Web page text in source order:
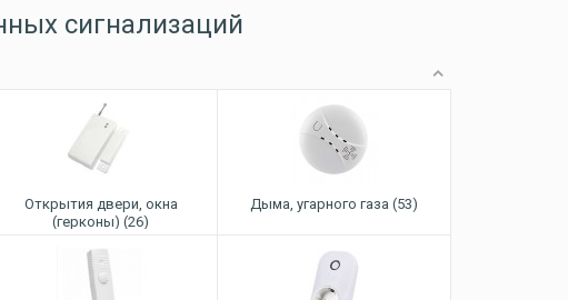
сигнализаций
Открытия двери, окна
(герконы) (26)
Дыма, угарного газа (53)